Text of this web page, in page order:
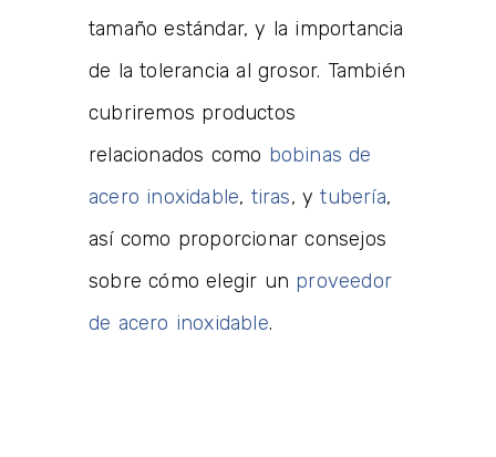
tamaño estándar, y la importancia
de la tolerancia al grosor. También
cubriremos productos
relacionados como bobinas de
acero inoxidable, tiras, ytubería,
así como proporcionar consejos
sobre cómo elegir un proveedor
de acero inoxidable.